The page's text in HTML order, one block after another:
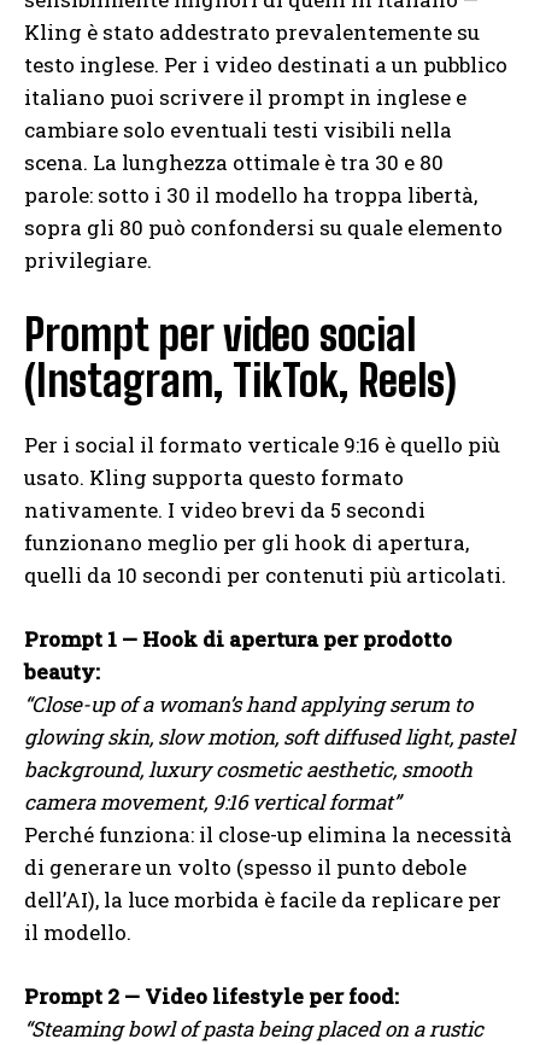
Kling è stato addestrato prevalentemente su
testo inglese. Per i video destinati a un pubblico
italiano puoi scrivere il prompt in inglese e
cambiare solo eventuali testi visibili nella
scena. La lunghezza ottimale è tra 30 e 80
parole: sotto i 30 il modello ha troppa libertà,
sopra gli 80 può confondersi su quale elemento
privilegiare.
Prompt per video social
(Instagram, TikTok, Reels)
Per i social il formato verticale 9:16 è quello più
usato. Kling supporta questo formato
nativamente. I video brevi da 5 secondi
funzionano meglio per gli hook di apertura,
quelli da 10 secondi per contenuti più articolati.
Prompt 1 — Hook di apertura per prodotto
beauty:
“Close-up of a woman’s hand applying serum to
glowing skin, slow motion, soft diffused light, pastel
background, luxury cosmetic aesthetic, smooth
camera movement, 9:16 vertical format”
Perché funziona: il close-up elimina la necessità
di generare un volto (spesso il punto debole
dell’AI), la luce morbida è facile da replicare per
il modello.
Prompt 2 — Video lifestyle per food:
“Steaming bowl of pasta being placed on a rustic